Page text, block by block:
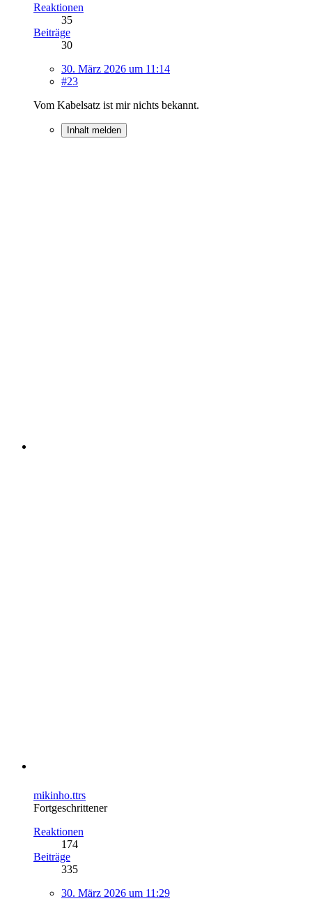
Reaktionen
35
Beiträge
30
30. März 2026 um 11:14
#23
Vom Kabelsatz ist mir nichts bekannt.
Inhalt melden
mikinho.ttrs
Fortgeschrittener
Reaktionen
174
Beiträge
335
30. März 2026 um 11:29